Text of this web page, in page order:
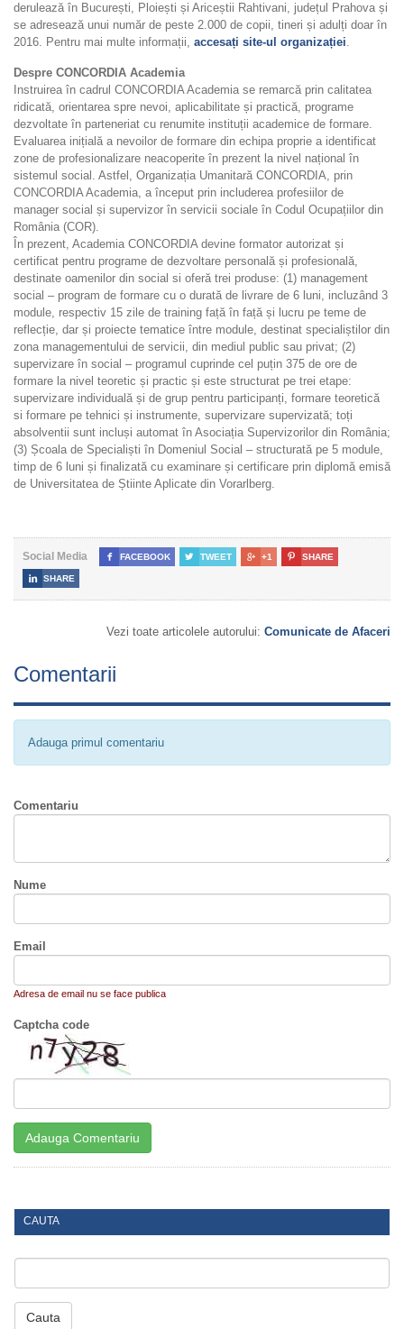
derulează în București, Ploiești și Ariceștii Rahtivani, județul Prahova și
se adresează unui număr de peste 2.000 de copii, tineri și adulți doar în
2016. Pentru mai multe informații, accesați site-ul organizației.
Despre CONCORDIA Academia
Instruirea în cadrul CONCORDIA Academia se remarcă prin calitatea
ridicată, orientarea spre nevoi, aplicabilitate și practică, programe
dezvoltate în parteneriat cu renumite instituții academice de formare.
Evaluarea inițială a nevoilor de formare din echipa proprie a identificat
zone de profesionalizare neacoperite în prezent la nivel național în
sistemul social. Astfel, Organizația Umanitară CONCORDIA, prin
CONCORDIA Academia, a început prin includerea profesiilor de
manager social și supervizor în servicii sociale în Codul Ocupațiilor din
România (COR).
În prezent, Academia CONCORDIA devine formator autorizat și
certificat pentru programe de dezvoltare personală și profesională,
destinate oamenilor din social si oferă trei produse: (1) management
social – program de formare cu o durată de livrare de 6 luni, incluzând 3
module, respectiv 15 zile de training față în față și lucru pe teme de
reflecție, dar și proiecte tematice între module, destinat specialiștilor din
zona managementului de servicii, din mediul public sau privat; (2)
supervizare în social – programul cuprinde cel puțin 375 de ore de
formare la nivel teoretic și practic și este structurat pe trei etape:
supervizare individuală și de grup pentru participanți, formare teoretică
si formare pe tehnici și instrumente, supervizare supervizată; toți
absolventii sunt incluși automat în Asociația Supervizorilor din România;
(3) Școala de Specialiști în Domeniul Social – structurată pe 5 module,
timp de 6 luni și finalizată cu examinare și certificare prin diplomă emisă
de Universitatea de Știinte Aplicate din Vorarlberg.
Social Media  FACEBOOK  TWEET  +1  SHARE
 SHARE
Vezi toate articolele autorului: Comunicate de Afaceri
Comentarii
Adauga primul comentariu
Comentariu
Nume
Email
Adresa de email nu se face publica
Captcha code
CAUTA
Cauta